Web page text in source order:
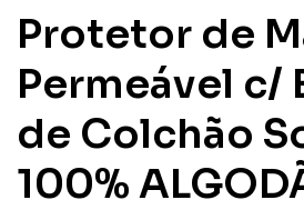
Protetor de
Permeável c/
de Colchão
100%